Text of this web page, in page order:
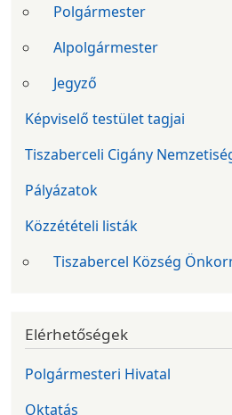
Polgármester
Alpolgármester
Jegyző
Képviselő testület tagjai
Tiszaberceli Cigány
Pályázatok
Közzétételi listák
Tiszabercel Község
Elérhetőségek
Polgármesteri Hivatal
Oktatás